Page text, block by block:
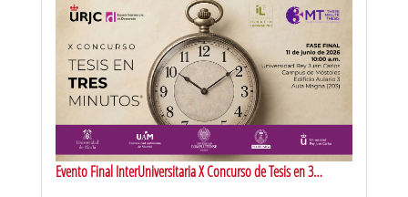
Evento Final InterUniversitaria X Concurso de Tesis en 3